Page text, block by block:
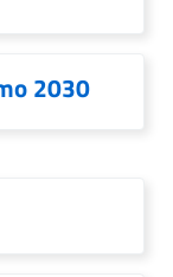
2030